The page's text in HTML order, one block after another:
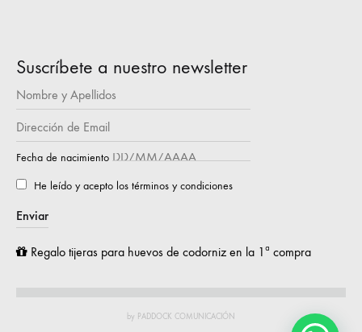
Suscríbete a nuestro newsletter
Fecha de nacimiento
He leído y acepto los términos y condiciones
Regalo tijeras para huevos de codorniz en la 1ª compra
by PADDOCK COMUNICACIÓN